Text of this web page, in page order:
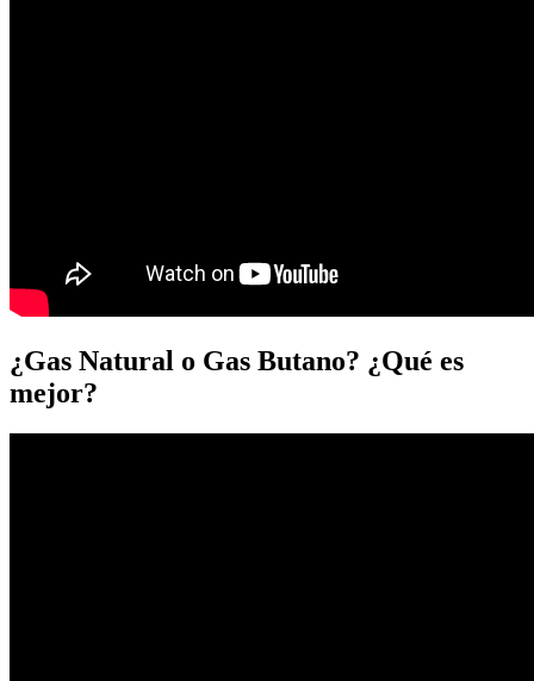
¿Gas Natural o Gas Butano? ¿Qué es
mejor?